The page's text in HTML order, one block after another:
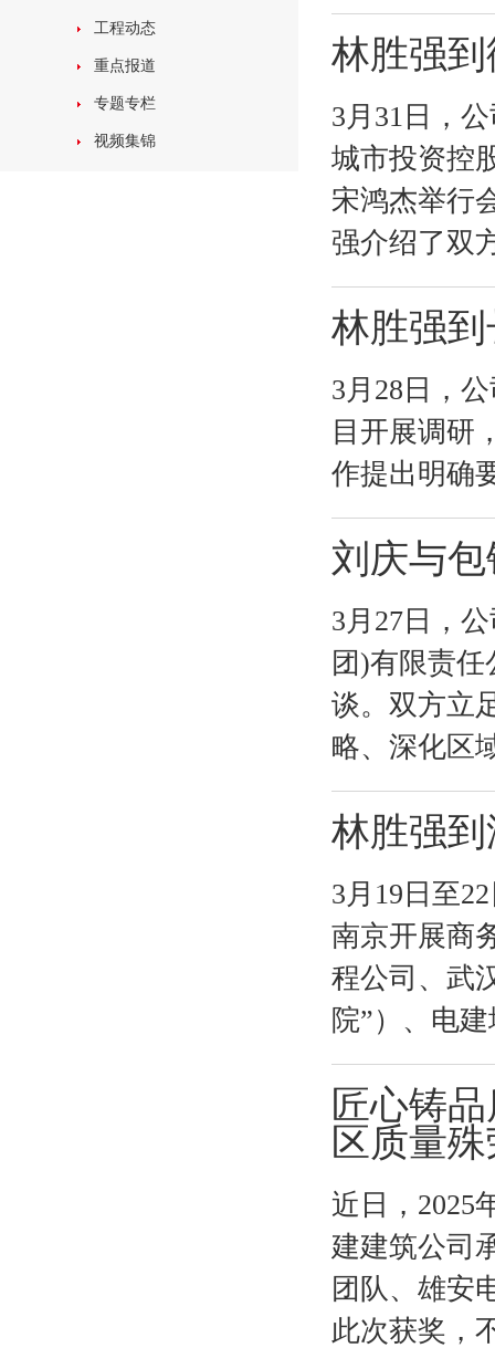
工程动态
重点报道
专题专栏
视频集锦
林胜强
3月31日，
城市投资控
宋鸿杰举行
强介绍了双
林胜强
3月28日，
目开展调研
作提出明确
刘庆与
3月27日，
团)有限责
谈。双方立
略、深化区
林胜强
3月19日至
南京开展商
程公司、武
院”）、电
匠心铸
区质量
近日，2025
建建筑公司
团队、雄安
此次获奖，